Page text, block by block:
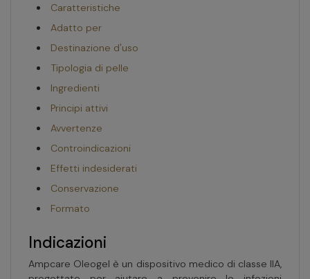
Caratteristiche
Adatto per
Destinazione d'uso
Tipologia di pelle
Ingredienti
Principi attivi
Avvertenze
Controindicazioni
Effetti indesiderati
Conservazione
Formato
Indicazioni
Ampcare Oleogel è un dispositivo medico di classe IIA,